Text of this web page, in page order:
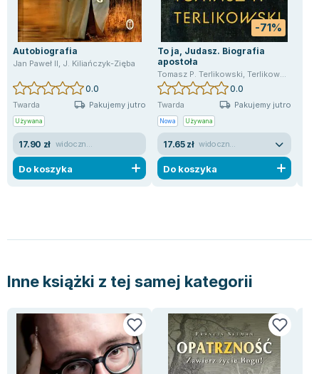
Lorraine Warren
Ajahn Brahm
Lucinda Riley
Jacek Walkiewicz
Autobiografia
Jan Paweł II, J. Kiliańczyk-Zięba
0.0
Twarda Pakujemy jutro
Używana
17.90 zł widoczne ślady używania
Do koszyka
-71%
To ja, Judasz. Biografia
apostoła
Tomasz P. Terlikowski,Terlikowski Tomasz
0.0
Twarda Pakujemy jutro
Nowa Używana
17.65 zł widoczne ślady używania
Do koszyka
Inne książki z tej samej kategorii